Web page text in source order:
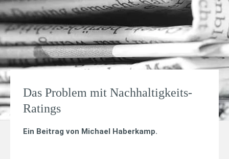
Das Problem mit Nachhaltigkeits-
Ratings
Ein Beitrag von Michael Haberkamp.